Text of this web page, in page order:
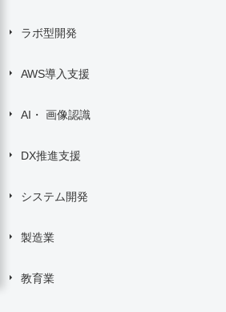
ラボ型開発
AWS導入支援
AI・ 画像認識
DX推進支援
システム開発
製造業
教育業